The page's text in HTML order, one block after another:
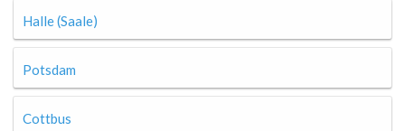
Halle (Saale)
Potsdam
Cottbus